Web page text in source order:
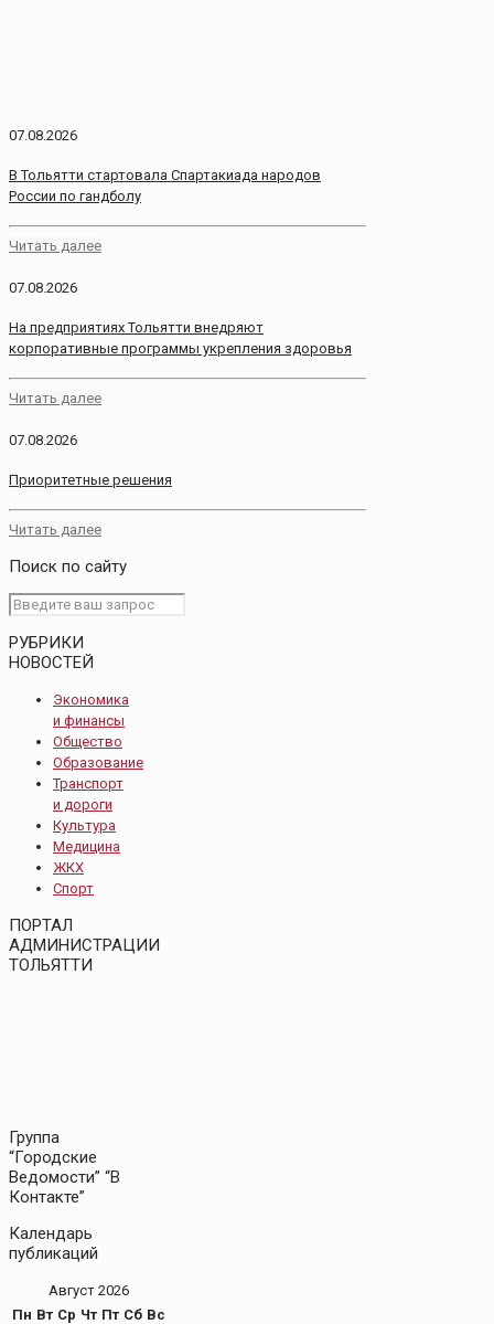
07.08.2026
В Тольятти стартовала Спартакиада народов
России по гандболу
Читать далее
07.08.2026
На предприятиях Тольятти внедряют
корпоративные программы укрепления здоровья
Читать далее
07.08.2026
Приоритетные решения
Читать далее
Поиск по сайту
РУБРИКИ
НОВОСТЕЙ
Экономика
и финансы
Общество
Образование
Транспорт
и дороги
Культура
Медицина
ЖКХ
Спорт
ПОРТАЛ
АДМИНИСТРАЦИИ
ТОЛЬЯТТИ
Группа
“Городские
Ведомости” “В
Контакте”
Календарь
публикаций
Август 2026
Пн Вт Ср Чт Пт Сб Вс